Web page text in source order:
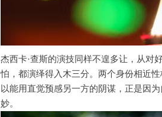
杰西卡·查斯的演技同样不遑多让，从对
怕，都演绎得入木三分。两个身份相近
以能用直觉预感另一方的阴谋，正是因
妙。